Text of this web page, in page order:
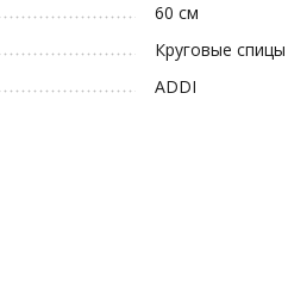
60 см
Круговые спицы
ADDI